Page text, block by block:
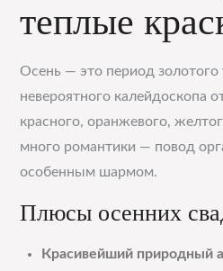
теплые
Осень — это период золотого
невероятного калейдоскопа
красного, оранжевого,
много романтики — повод
особенным шармом.
Плюсы осенних
Красивейший природный